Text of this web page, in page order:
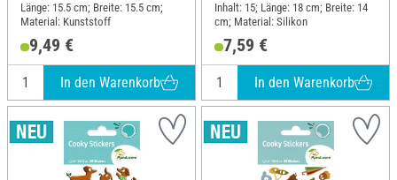
Länge: 15.5 cm; Breite: 15.5 cm;
Material: Kunststoff
9,49 €
In den Warenkorb
Inhalt: 15; Länge: 18 cm; Breite: 14
cm; Material: Silikon
7,59 €
In den Warenkorb